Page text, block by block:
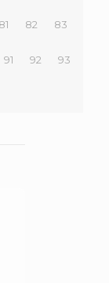
81 82 83
91 92 93